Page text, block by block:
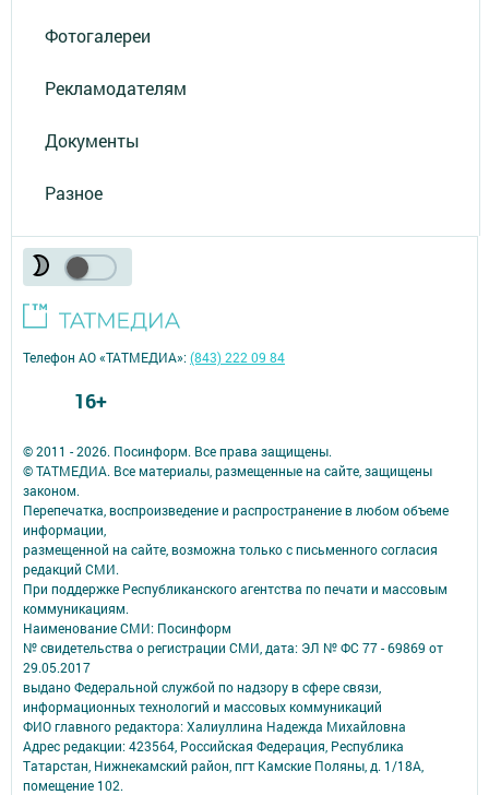
Фотогалереи
Рекламодателям
Документы
Разное
© 2011 - 2026. Посинформ. Все права защищены.
© ТАТМЕДИА. Все материалы, размещенные на сайте, защищены
законом.
Перепечатка, воспроизведение и распространение в любом объеме
информации,
размещенной на сайте, возможна только с письменного согласия
редакций СМИ.
При поддержке Республиканского агентства по печати и массовым
коммуникациям.
Наименование СМИ: Посинформ
№ свидетельства о регистрации СМИ, дата: ЭЛ № ФС 77 - 69869 от
29.05.2017
выдано Федеральной службой по надзору в сфере связи,
информационных технологий и массовых коммуникаций
ФИО главного редактора: Халиуллина Надежда Михайловна
Адрес редакции: 423564, Российская Федерация, Республика
Татарстан, Нижнекамский район, пгт Камские Поляны, д. 1/18А,
помещение 102.
Телефон АО «ТАТМЕДИА»:(843) 222 09 84
16+